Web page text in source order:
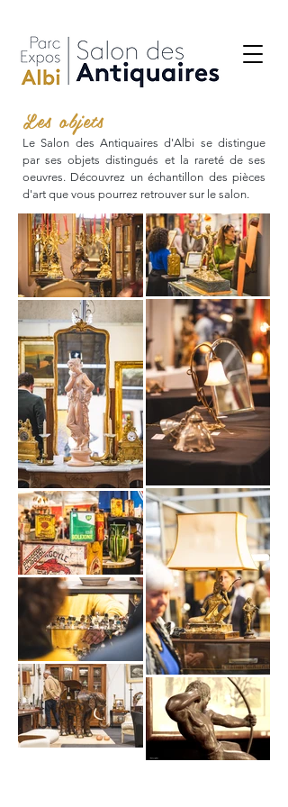
Les objets
Le Salon des Antiquaires d'Albi se distingue
par ses objets distingués et la rareté de ses
oeuvres. Découvrez un échantillon des pièces
d'art que vous pourrez retrouver sur le salon.